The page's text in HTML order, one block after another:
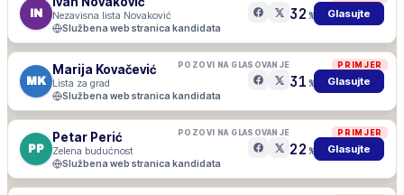
IN Nezavisna lista Novaković
Službena web stranica kandidata
32 % Glasujte
PRIMJER
MK
Marija Kovačević
Lista za grad
POZOVI NA GLASOVANJE
Službena web stranica kandidata
31 % Glasujte
PRIMJER
PP
Petar Perić
Zelena budućnost
POZOVI NA GLASOVANJE
Službena web stranica kandidata
22 % Glasujte